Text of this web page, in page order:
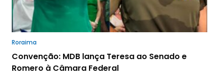
Roraima
Convenção: MDB lança Teresa ao Senado e
Romero à Câmara Federal